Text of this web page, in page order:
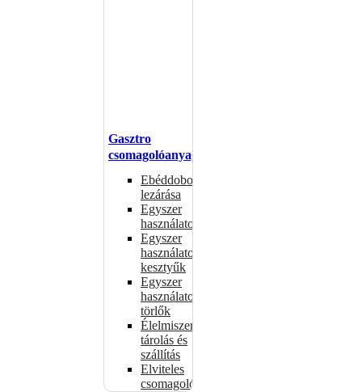
Gasztro
csomagolóanyagok
Ebéddobozok
lezárása
Egyszer
használatos
Egyszer
használatos
kesztyűk
Egyszer
használatos
törlők
Élelmiszer-
tárolás és
szállítás
Elviteles
csomagolóanyagok